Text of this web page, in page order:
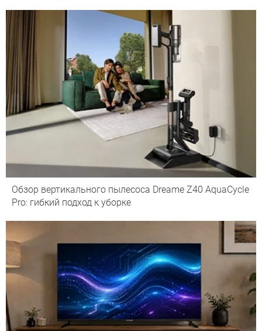
Обзор вертикального пылесоса Dreame Z40 AquaCycle
Pro: гибкий подход к уборке